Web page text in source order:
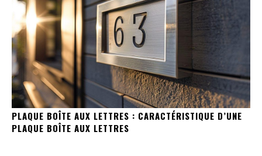
PLAQUE BOÎTE AUX LETTRES : CARACTÉRISTIQUE D’UNE
PLAQUE BOÎTE AUX LETTRES